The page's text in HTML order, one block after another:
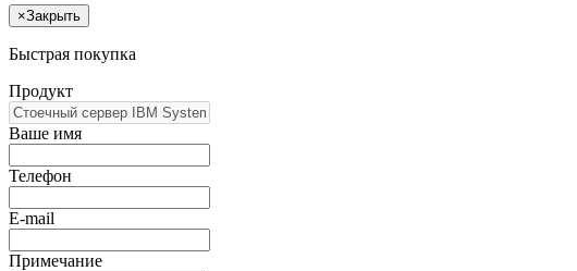
×Закрыть
Быстрая покупка
Продукт
Ваше имя
Телефон
E-mail
Примечание